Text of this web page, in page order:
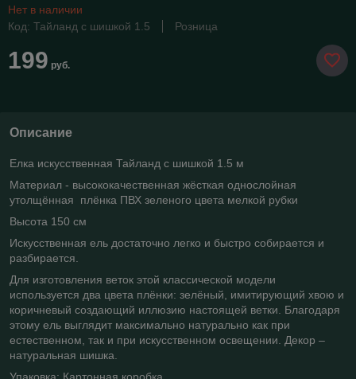
Нет в наличии
Код: Тайланд с шишкой 1.5
Розница
199 руб.
Описание
Елка искусственная Тайланд с шишкой 1.5 м
Материал - высококачественная жёсткая однослойная
утолщённая плёнка ПВХ зеленого цвета мелкой рубки
Высота 150 см
Искусственная ель достаточно легко и быстро собирается и
разбирается.
Для изготовления веток этой классической модели
используется два цвета плёнки: зелёный, имитирующий хвою и
коричневый создающий иллюзию настоящей ветки. Благодаря
этому ель выглядит максимально натурально как при
естественном, так и при искусственном освещении. Декор –
натуральная шишка.
Упаковка: Картонная коробка